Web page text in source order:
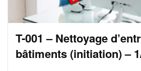
T-001 – Nettoyage
bâtiments (initiation) –